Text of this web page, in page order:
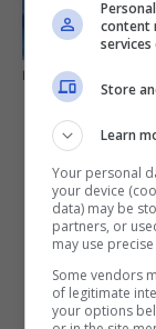
Raccolta
content
Store
Learn
Your personal
your device
data) may be
partners, or
may use
Some vendors
of legitimate
your options